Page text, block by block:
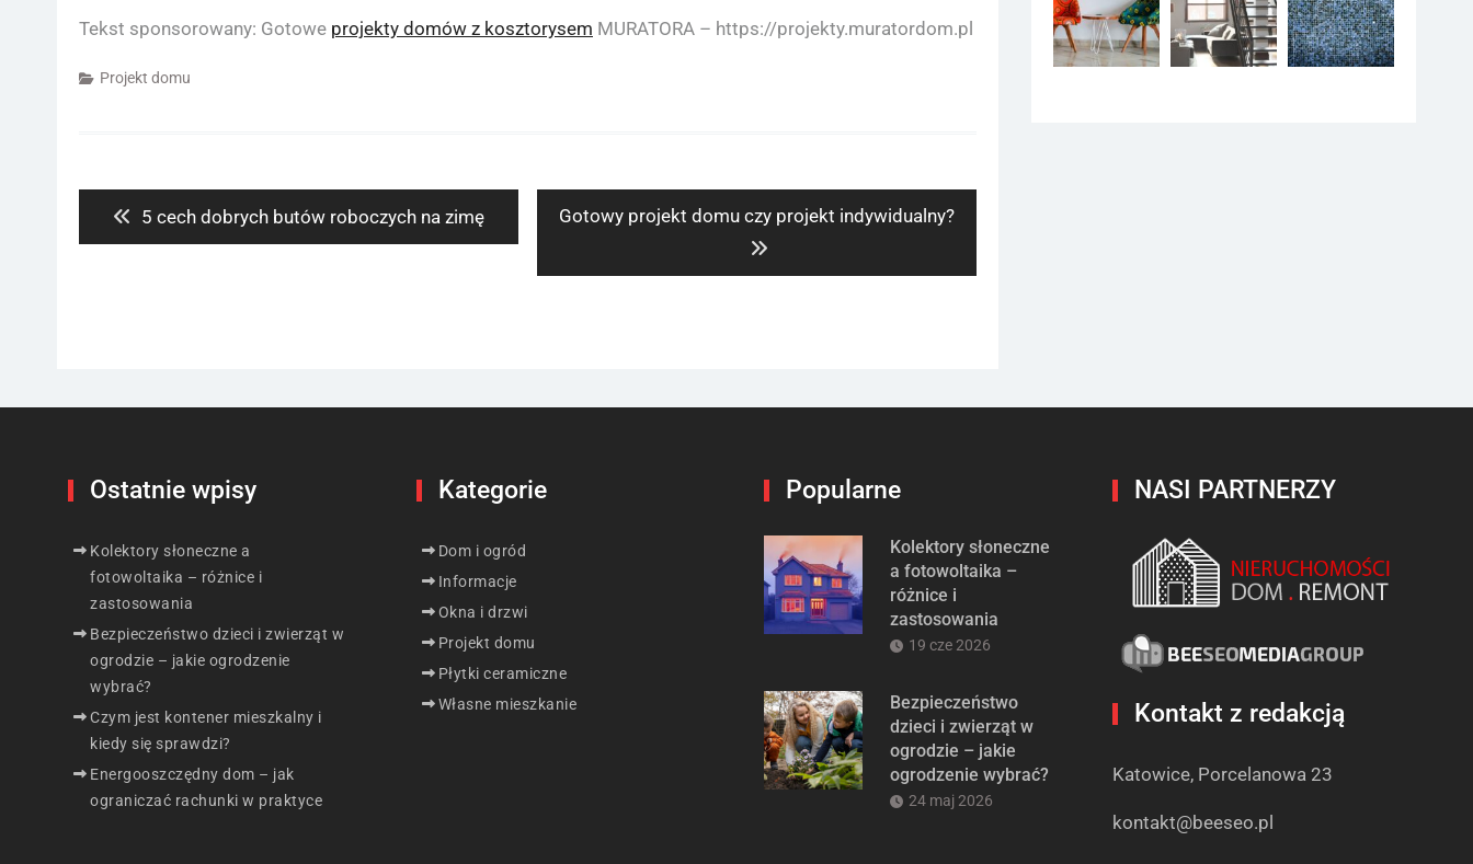
Tekst sponsorowany: Gotowe projekty domów z kosztorysem MURATORA – https://projekty.muratordom.pl
Projekt domu
Previous
post:
5 cech dobrych butów roboczych na zimę
Next
Gotowy projekt domu czy projekt indywidualny?
Ostatnie wpisy
Kolektory słoneczne a
fotowoltaika – różnice i
zastosowania
Bezpieczeństwo dzieci i zwierząt w
ogrodzie – jakie ogrodzenie
wybrać?
Czym jest kontener mieszkalny i
kiedy się sprawdzi?
Energooszczędny dom – jak
ograniczać rachunki w praktyce
Kategorie
Dom i ogród
Informacje
Okna i drzwi
Projekt domu
Płytki ceramiczne
Własne mieszkanie
Popularne
Kolektory słoneczne
a fotowoltaika –
różnice i
zastosowania
19 cze 2026
Bezpieczeństwo
dzieci i zwierząt w
ogrodzie – jakie
ogrodzenie wybrać?
24 maj 2026
NASI PARTNERZY
Kontakt z redakcją
Katowice, Porcelanowa 23
kontakt@beeseo.pl